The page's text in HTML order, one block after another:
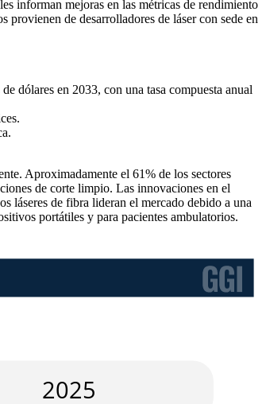
informan mejoras en las métricas de rendimiento
provienen de desarrolladores de láser con sede en
dólares en 2033, con una tasa compuesta anual
Aproximadamente el 61% de los sectores
de corte limpio. Las innovaciones en el
láseres de fibra lideran el mercado debido a una
portátiles y para pacientes ambulatorios.